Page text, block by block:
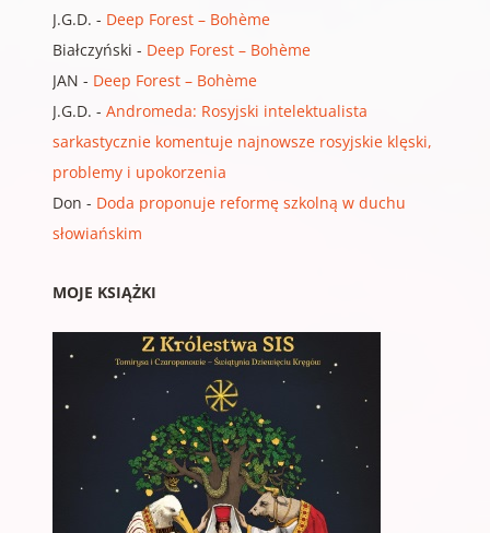
J.G.D. - Deep Forest – Bohème
Białczyński - Deep Forest – Bohème
JAN - Deep Forest – Bohème
J.G.D. - Andromeda: Rosyjski intelektualista
sarkastycznie komentuje najnowsze rosyjskie klęski,
problemy i upokorzenia
Don - Doda proponuje reformę szkolną w duchu
słowiańskim
MOJE KSIĄŻKI